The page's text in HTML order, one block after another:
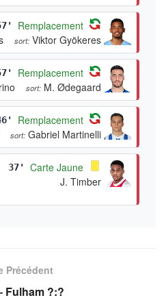
Remplacement
sort: Viktor Gyökeres
Remplacement
sort: M. Ødegaard
Remplacement
sort: Gabriel Martinelli
37'
Carte Jaune
J. Timber
Précédent
Fulham ?:?